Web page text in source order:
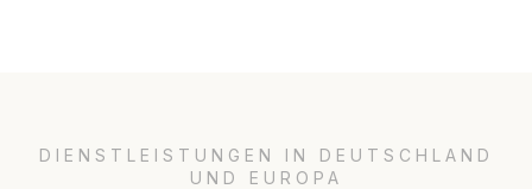
DIENSTLEISTUNGEN IN DEUTSCHLAND
UND EUROPA